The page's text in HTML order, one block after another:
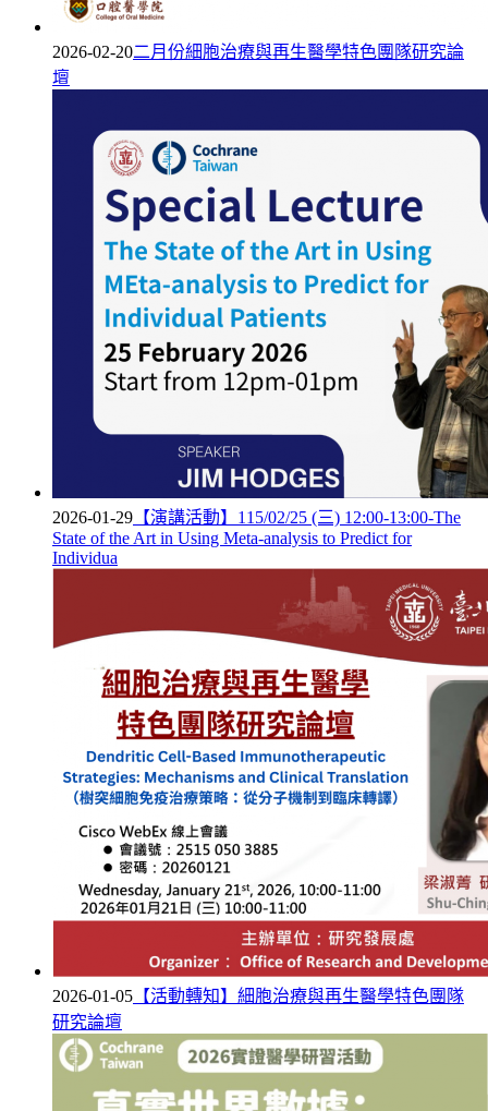
2026-02-20二月份細胞治療與再生醫學特色團隊研究論
壇
2026-01-29 【演講活動】115/02/25 (三) 12:00-13:00-The
State of the Art in Using Meta-analysis to Predict for
Individua
2026-01-05 【活動轉知】細胞治療與再生醫學特色團隊
研究論壇